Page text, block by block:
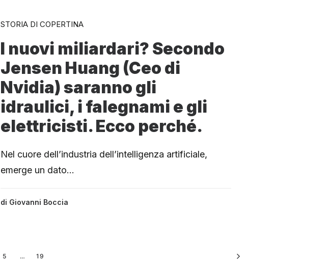
STORIA DI COPERTINA
I nuovi miliardari? Secondo
Jensen Huang (Ceo di
Nvidia) saranno gli
idraulici, i falegnami e gli
elettricisti. Ecco perché.
Nel cuore dell’industria dell’intelligenza artificiale,
emerge un dato…
di Giovanni Boccia
5 … 19